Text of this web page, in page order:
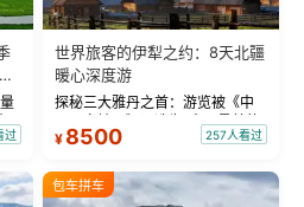
过
世界旅客的伊犁之约：8天北疆
暖心深度游
探秘三大雅丹之首：游览被《中
国国家地理》评选为“中国最美的
三大雅丹”第一名的克拉玛依魔鬼
瓦人最大村落——禾木村，欣赏
晨雾与小木...
¥ 8500 257人看过
包车拼车